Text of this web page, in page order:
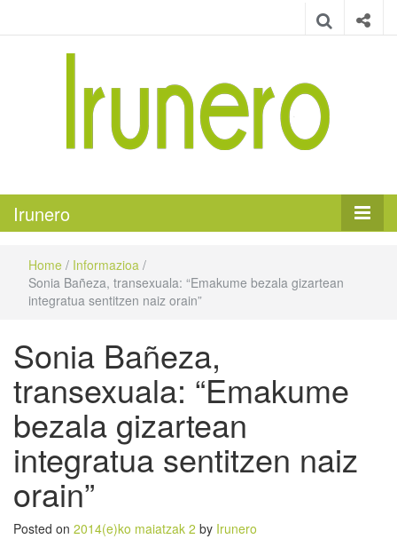
Irunero
Home / Informazioa /
Sonia Bañeza, transexuala: “Emakume bezala gizartean
integratua sentitzen naiz orain”
Sonia Bañeza,
transexuala: “Emakume
bezala gizartean
integratua sentitzen naiz
orain”
Posted on 2014(e)ko maiatzak 2 by Irunero